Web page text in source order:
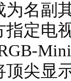
为名副
指定电
顶尖显